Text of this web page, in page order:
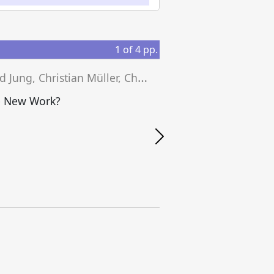
1 of4pp.
H
arald Jung, Christian Müller, Christian Heuser (eds.)
New Work?